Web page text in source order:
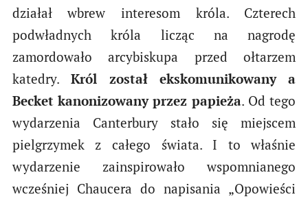
działał wbrew interesom króla. Czterech
podwładnych króla licząc na nagrodę
zamordowało arcybiskupa przed ołtarzem
katedry.Król został ekskomunikowany a
Becket kanonizowany przez papieża. Od tego
wydarzenia Canterbury stało się miejscem
pielgrzymek z całego świata. I to właśnie
wydarzenie zainspirowało wspomnianego
wcześniej Chaucera do napisania „Opowieści